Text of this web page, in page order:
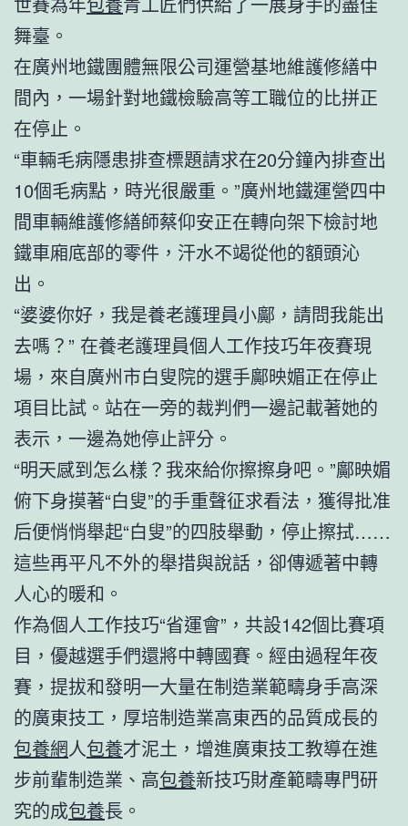
舞臺。
在廣州地鐵團體無限公司運營基地維護修繕中
間內，一場針對地鐵檢驗高等工職位的比拼正
在停止。
“車輛毛病隱患排查標題請求在20分鐘內排查出
10個毛病點，時光很嚴重。”廣州地鐵運營四中
間車輛維護修繕師蔡仰安正在轉向架下檢討地
鐵車廂底部的零件，汗水不竭從他的額頭沁
出。
“婆婆你好，我是養老護理員小鄺，請問我能出
去嗎？” 在養老護理員個人工作技巧年夜賽現
場，來自廣州市白叟院的選手鄺映媚正在停止
項目比試。站在一旁的裁判們一邊記載著她的
表示，一邊為她停止評分。
“明天感到怎么樣？我來給你擦擦身吧。”鄺映媚
俯下身摸著“白叟”的手重聲征求看法，獲得批准
后便悄悄舉起“白叟”的四肢舉動，停止擦拭……
這些再平凡不外的舉措與說話，卻傳遞著中轉
人心的暖和。
作為個人工作技巧“省運會”，共設142個比賽項
目，優越選手們還將中轉國賽。經由過程年夜
賽，提拔和發明一大量在制造業範疇身手高深
的廣東技工，厚培制造業高東西的品質成長的
包養網人包養才泥土，增進廣東技工教導在進
步前輩制造業、高包養新技巧財產範疇專門研
究的成包養長。